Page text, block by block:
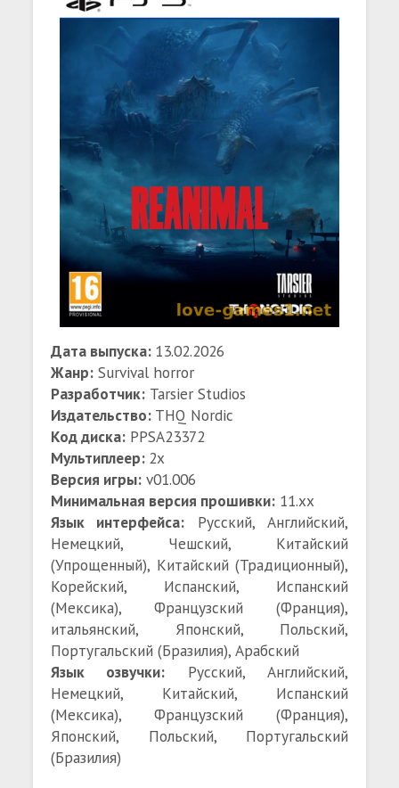
Дата выпуска: 13.02.2026
Жанр: Survival horror
Разработчик: Tarsier Studios
Издательство: THQ Nordic
Код диска: PPSA23372
Мультиплеер: 2х
Версия игры: v01.006
Минимальная версия прошивки: 11.xx
Язык интерфейса: Русский, Английский,
Немецкий, Чешский, Китайский
(Упрощенный), Китайский (Традиционный),
Корейский, Испанский, Испанский
(Мексика), Французский (Франция),
итальянский, Японский, Польский,
Португальский (Бразилия), Арабский
Язык озвучки: Русский, Английский,
Немецкий, Китайский, Испанский
(Мексика), Французский (Франция),
Японский, Польский, Португальский
(Бразилия)